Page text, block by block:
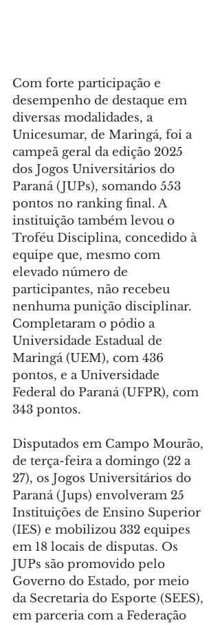
Com forte participação e
desempenho de destaque em
diversas modalidades, a
Unicesumar, de Maringá, foi a
campeã geral da edição 2025
dos Jogos Universitários do
Paraná (JUPs), somando 553
pontos no ranking final. A
instituição também levou o
Troféu Disciplina, concedido à
equipe que, mesmo com
elevado número de
participantes, não recebeu
nenhuma punição disciplinar.
Completaram o pódio a
Universidade Estadual de
Maringá (UEM), com 436
pontos, e a Universidade
Federal do Paraná (UFPR), com
343 pontos.
Disputados em Campo Mourão,
de terça-feira a domingo (22 a
27), os Jogos Universitários do
Paraná (Jups) envolveram 25
Instituições de Ensino Superior
(IES) e mobilizou 332 equipes
em 18 locais de disputas. Os
JUPs são promovido pelo
Governo do Estado, por meio
da Secretaria do Esporte (SEES),
em parceria com a Federação